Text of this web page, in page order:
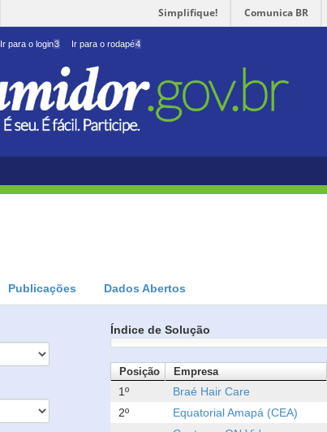
Simplifique! Comunica BR
Ir para o login3 Ir para o rodapé4
Publicações Dados Abertos
Índice de Solução
Posição Empresa
1º Braé Hair Care
2º
Equatorial Amapá (CEA)